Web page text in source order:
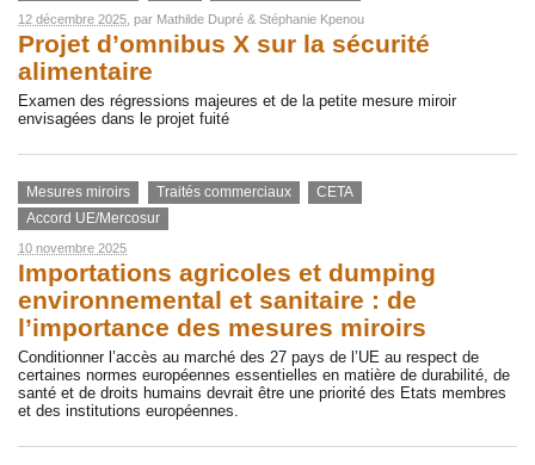
12 décembre 2025 , par Mathilde Dupré & Stéphanie Kpenou
Projet d’omnibus X sur la sécurité
alimentaire
Examen des régressions majeures et de la petite mesure miroir
envisagées dans le projet fuité
Mesures miroirs Traités commerciaux
CETA
Accord UE/Mercosur
10 novembre 2025
Importations agricoles et dumping
environnemental et sanitaire : de
l’importance des mesures miroirs
Conditionner l’accès au marché des 27 pays de l’UE au respect de
certaines normes européennes essentielles en matière de durabilité, de
santé et de droits humains devrait être une priorité des Etats membres
et des institutions européennes.